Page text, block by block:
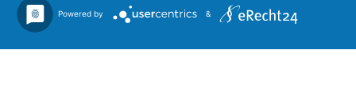
Powered by &